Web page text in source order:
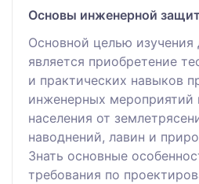
Основы инженерной
Основной целью изучения
является приобретение
и практических навыков
инженерных мероприятий
населения от
наводнений, лавин и
Знать основные
требования по